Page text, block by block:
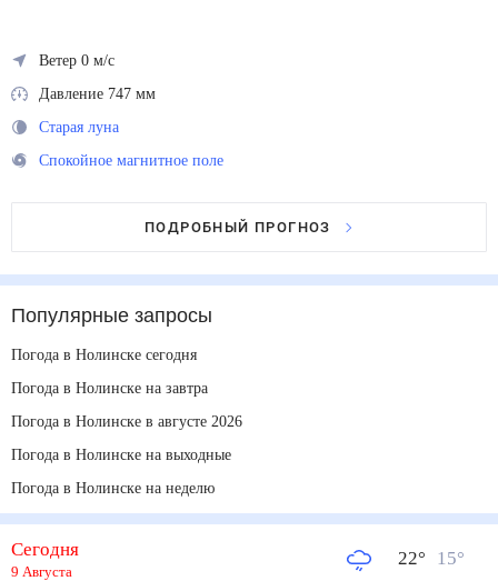
Ветер 0 м/с
Давление 747 мм
Старая луна
Спокойное магнитное поле
ПОДРОБНЫЙ ПРОГНОЗ
Популярные запросы
Погода в Нолинске сегодня
Погода в Нолинске на завтра
Погода в Нолинске в августе 2026
Погода в Нолинске на выходные
Погода в Нолинске на неделю
Сегодня
9 Августа
22° 15°